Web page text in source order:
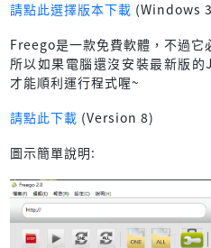
請點此選擇版本下載 (Windows
Freego是一款免費軟體，不過它
所以如果電腦還沒安裝最新版
才能順利運行程式喔~
請點此下載 (Version 8)
圖示簡單說明: